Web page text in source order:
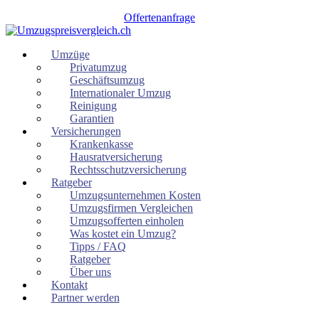
Offertenanfrage
Umzüge
Privatumzug
Geschäftsumzug
Internationaler Umzug
Reinigung
Garantien
Versicherungen
Krankenkasse
Hausratversicherung
Rechtsschutzversicherung
Ratgeber
Umzugsunternehmen Kosten
Umzugsfirmen Vergleichen
Umzugsofferten einholen
Was kostet ein Umzug?
Tipps / FAQ
Ratgeber
Über uns
Kontakt
Partner werden